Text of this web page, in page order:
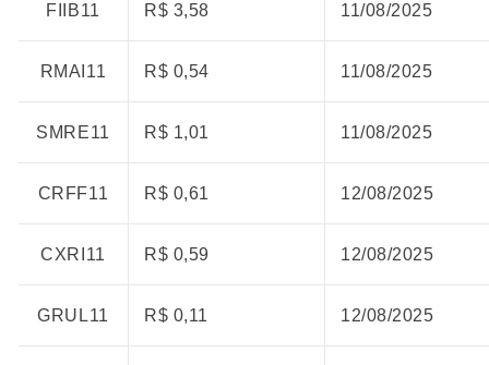
FIIB11 R$ 3,58 11/08/2025
RMAI11 R$ 0,54 11/08/2025
SMRE11 R$ 1,01 11/08/2025
CRFF11 R$ 0,61 12/08/2025
CXRI11 R$ 0,59 12/08/2025
GRUL11 R$ 0,11 12/08/2025